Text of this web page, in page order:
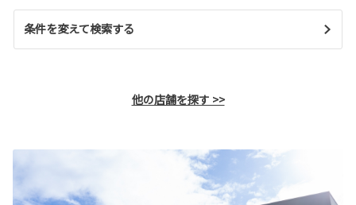
条件を変えて検索する
他の店舗を探す >>